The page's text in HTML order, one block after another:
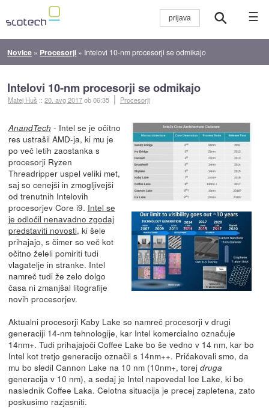
☰
Novice » Procesorji » Intelovi 10-nm procesorji se odmikajo
Intelovi 10-nm procesorji se odmikajo
Matej Huš ::20. avg 2017ob 06:35 Procesorji
AnandTech - Intel se je očitno
res ustrašil AMD-ja, ki mu je
po več letih zaostanka s
procesorji Ryzen
Threadripper uspel veliki met,
saj so cenejši in zmogljivejši
od trenutnih Intelovih
procesorjev Core i9. Intel se
je odločil nenavadno zgodaj
predstaviti novosti, ki šele
prihajajo, s čimer so več kot
očitno želeli pomiriti tudi
vlagatelje in stranke. Intel
namreč tudi že zelo dolgo
časa ni zmanjšal litografije
novih procesorjev.
Aktualni procesorji Kaby Lake so namreč procesorji v drugi
generaciji 14-nm tehnologije, kar Intel komercialno označuje
14nm+. Tudi prihajajoči Coffee Lake bo še vedno v 14 nm, kar bo
Intel kot tretjo generacijo označil s 14nm++. Pričakovali smo, da
mu bo sledil Cannon Lake na 10 nm (10nm+, torej druga
generacija v 10 nm), a sedaj je Intel napovedal Ice Lake, ki bo
naslednik Coffee Laka. Celotna situacija je precej zapletena, zato
poskusimo razjasniti.